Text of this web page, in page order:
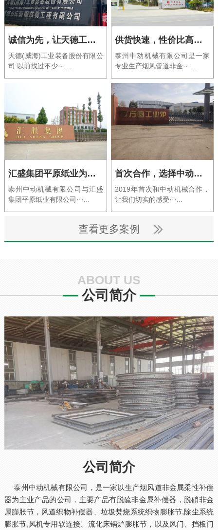
诚信为先，让天德工业装备长期选择中动机械
天德(威海)工业装备股份有限公
司 以前找过不少···...
供货快速，性价比高，是我们中动机械的原因
泰州中动机械有限公司是一家
专业生产烟风管道非金···...
汇盛集团平原纸业为中动机械点赞
泰州中动机械有限公司与汇盛
集团平原纸业有限公司···...
首次合作，选择中动机械非常正确
2019年首次和中动机械合作，
让我们切实的感受···...
查看更多案例
ABOUT US
公司简介
公司简介
泰州中动机械有限公司，是一家以生产烟风道非金属柔性补偿
器为主业产品的公司，主要产品有脱硫非金属补偿器，脱硝非金
属膨胀节，风道织物补偿器、垃圾焚烧系统织物膨胀节,除尘系统
膨胀节,风机专用软连接、流化床锅炉膨胀节，以及风门、挡板门